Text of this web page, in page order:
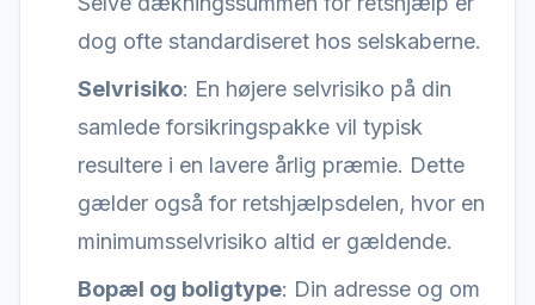
dog ofte standardiseret hos selskaberne.
Selvrisiko: En højere selvrisiko på din
samlede forsikringspakke vil typisk
resultere i en lavere årlig præmie. Dette
gælder også for retshjælpsdelen, hvor en
minimumsselvrisiko altid er gældende.
Bopæl og boligtype: Din adresse og om